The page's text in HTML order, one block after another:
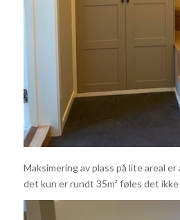
Maksimering av plass på lite areal er
det kun er rundt 35m² føles det